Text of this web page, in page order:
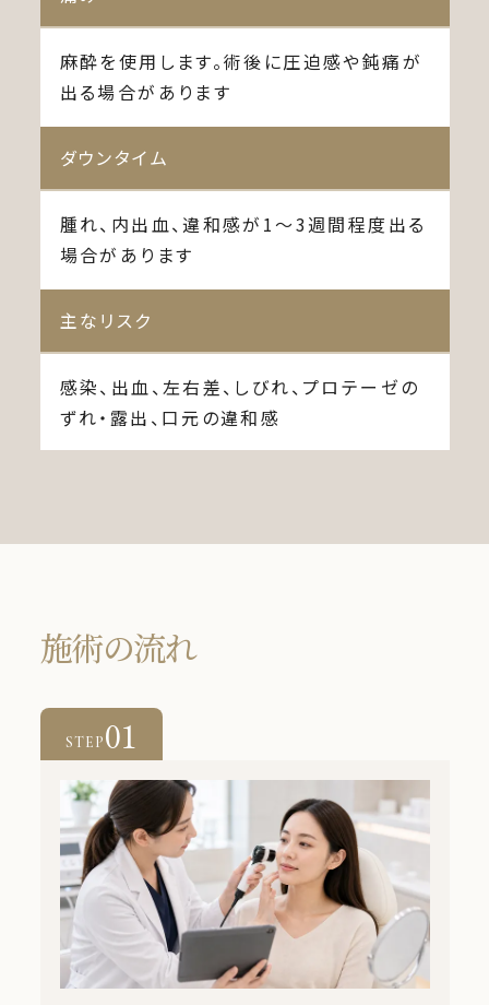
麻酔を使用します。術後に圧迫感や鈍痛が
出る場合があります
ダウンタイム
腫れ、内出血、違和感が1〜3週間程度出る
場合があります
主なリスク
感染、出血、左右差、しびれ、プロテーゼの
ずれ・露出、口元の違和感
施術の流れ
STEP01